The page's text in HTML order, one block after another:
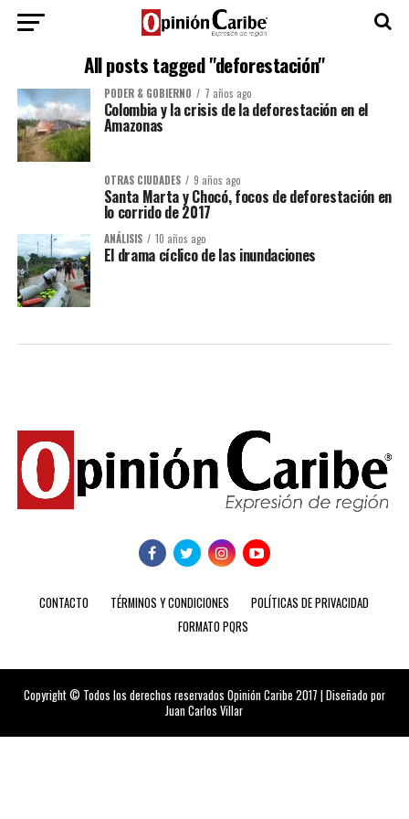
All posts tagged "deforestación"
PODER & GOBIERNO 7 años ago
Colombia y la crisis de la deforestación en el
Amazonas
OTRAS CIUDADES 9 años ago
Santa Marta y Chocó, focos de deforestación en
lo corrido de 2017
ANÁLISIS 10 años ago
El drama cíclico de las inundaciones
CONTACTO TÉRMINOS Y CONDICIONES
POLÍTICAS DE PRIVACIDAD
FORMATO PQRS
Copyright © Todos los derechos reservados Opinión Caribe 2017 | Diseñado por
Juan Carlos Villar